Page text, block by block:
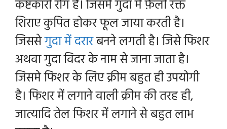
कष्टकारी रोग है। जिसमे गुदा में फ़ैली रक्त
शिराए कुपित होकर फूल जाया करती है।
जिससेगुदा में दरारबनने लगती है। जिसे फिशर
अथवा गुदा विदर के नाम से जाना जाता है।
जिसमे फिशर के लिए क्रीम बहुत ही उपयोगी
है। फिशर में लगाने वाली क्रीम की तरह ही,
जात्यादि तेल फिशर में लगाने से बहुत लाभ